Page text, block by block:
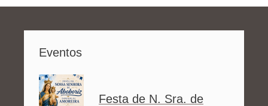
Eventos
Festa de N. Sra. de